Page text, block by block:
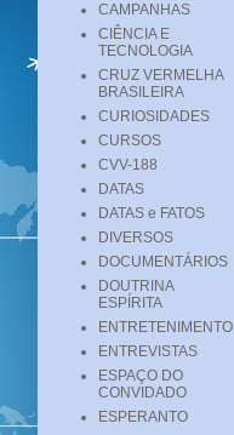
CAMPANHAS
CIÊNCIA E
TECNOLOGIA
CRUZ VERMELHA
BRASILEIRA
CURIOSIDADES
CURSOS
CVV-188
DATAS
DATAS e FATOS
DIVERSOS
DOCUMENTÁRIOS
DOUTRINA
ESPÍRITA
ENTRETENIMENTO
ENTREVISTAS
ESPAÇO DO
CONVIDADO
ESPERANTO